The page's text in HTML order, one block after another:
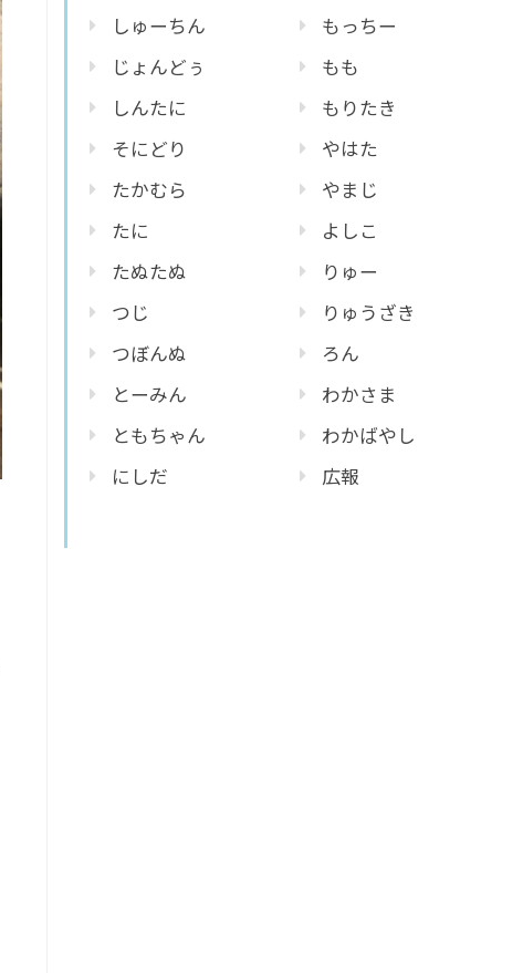
しゅーちん
じょんどぅ
しんたに
そにどり
たかむら
たに
たぬたぬ
つじ
つぼんぬ
とーみん
ともちゃん
にしだ
もっちー
もも
もりたき
やはた
やまじ
よしこ
りゅー
りゅうざき
ろん
わかさま
わかばやし
広報